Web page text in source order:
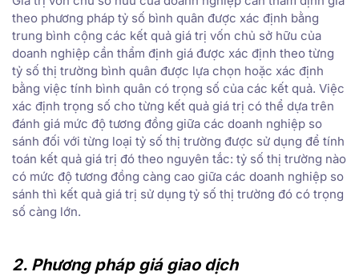
theo phương pháp tỷ số bình quân được xác định bằng
trung bình cộng các kết quả giá trị vốn chủ sở hữu của
doanh nghiệp cần thẩm định giá được xác định theo từng
tỷ số thị trường bình quân được lựa chọn hoặc xác định
bằng việc tính bình quân có trọng số của các kết quả. Việc
xác định trọng số cho từng kết quả giá trị có thể dựa trên
đánh giá mức độ tương đồng giữa các doanh nghiệp so
sánh đối với từng loại tỷ số thị trường được sử dụng để tính
toán kết quả giá trị đó theo nguyên tắc: tỷ số thị trường nào
có mức độ tương đồng càng cao giữa các doanh nghiệp so
sánh thì kết quả giá trị sử dụng tỷ số thị trường đó có trọng
số càng lớn.
2. Phương pháp giá giao dịch